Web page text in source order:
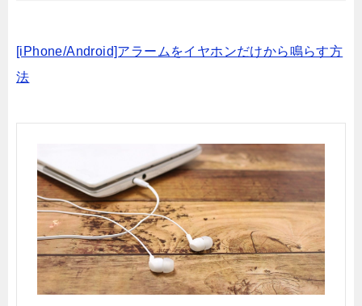
[iPhone/Android]アラームをイヤホンだけから鳴らす方
法